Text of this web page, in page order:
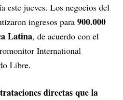
este jueves. Los negocios del
ingresos para 900.000
Latina, de acuerdo con el
International
Libre.
directas que la